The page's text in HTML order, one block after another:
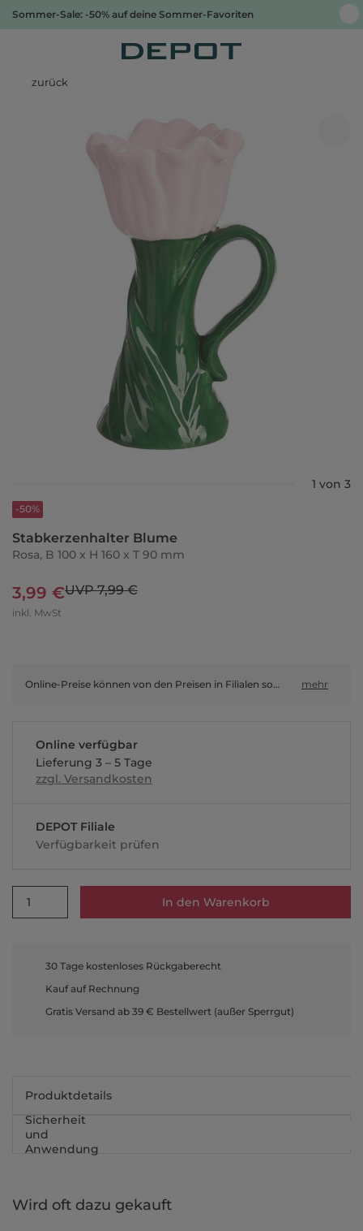
Sommer-Sale: -50% auf deine Sommer-Favoriten
zurück
1 von 3
-50%
Stabkerzenhalter Blume
Rosa, B 100 x H 160 x T 90 mm
3,99 €UVP 7,99 €
inkl. MwSt
Online-Preise können von den Preisen in Filialen sowie Shop-in-Shop-Flächen abweichen. mehr
Online verfügbar
Lieferung 3 – 5 Tage
zzgl. Versandkosten
DEPOT Filiale
Verfügbarkeit prüfen
1 In den Warenkorb
30 Tage kostenloses Rückgaberecht
Kauf auf Rechnung
Gratis Versand ab 39 € Bestellwert (außer Sperrgut)
Produktdetails
Sicherheit
und
Anwendung
Wird oft dazu gekauft